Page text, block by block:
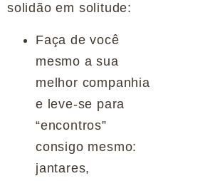
solidão em solitude:
Faça de você
mesmo a sua
melhor companhia
e leve-se para
“encontros”
consigo mesmo:
jantares,